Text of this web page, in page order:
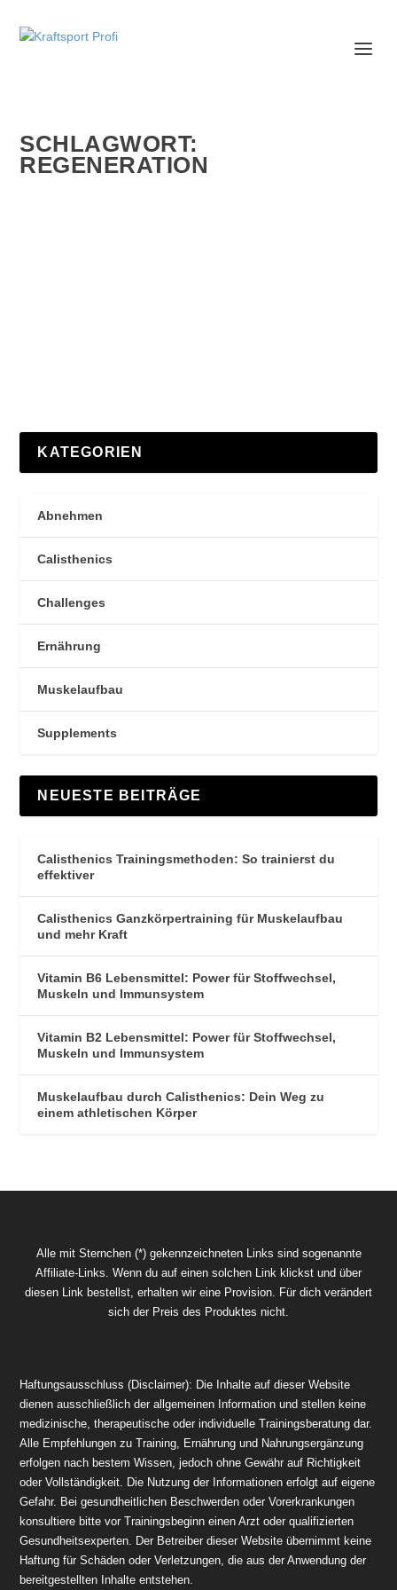
SCHLAGWORT:
REGENERATION
KATEGORIEN
Abnehmen
Calisthenics
Challenges
Ernährung
Muskelaufbau
Supplements
NEUESTE BEITRÄGE
Calisthenics Trainingsmethoden: So trainierst du
effektiver
Calisthenics Ganzkörpertraining für Muskelaufbau
und mehr Kraft
Vitamin B6 Lebensmittel: Power für Stoffwechsel,
Muskeln und Immunsystem
Vitamin B2 Lebensmittel: Power für Stoffwechsel,
Muskeln und Immunsystem
Muskelaufbau durch Calisthenics: Dein Weg zu
einem athletischen Körper
Alle mit Sternchen (*) gekennzeichneten Links sind sogenannte
Affiliate-Links. Wenn du auf einen solchen Link klickst und über
diesen Link bestellst, erhalten wir eine Provision. Für dich verändert
sich der Preis des Produktes nicht.
Haftungsausschluss (Disclaimer): Die Inhalte auf dieser Website
dienen ausschließlich der allgemeinen Information und stellen keine
medizinische, therapeutische oder individuelle Trainingsberatung dar.
Alle Empfehlungen zu Training, Ernährung und Nahrungsergänzung
erfolgen nach bestem Wissen, jedoch ohne Gewähr auf Richtigkeit
oder Vollständigkeit. Die Nutzung der Informationen erfolgt auf eigene
Gefahr. Bei gesundheitlichen Beschwerden oder Vorerkrankungen
konsultiere bitte vor Trainingsbeginn einen Arzt oder qualifizierten
Gesundheitsexperten. Der Betreiber dieser Website übernimmt keine
Haftung für Schäden oder Verletzungen, die aus der Anwendung der
bereitgestellten Inhalte entstehen.